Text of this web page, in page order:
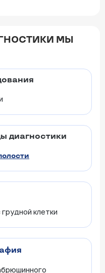
МЫ
диагностики
клетки